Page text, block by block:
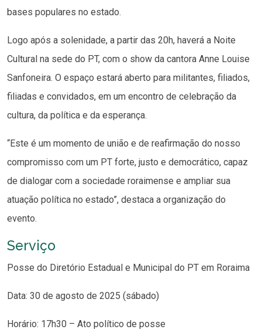
bases populares no estado.
Logo após a solenidade, a partir das 20h, haverá a Noite
Cultural na sede do PT, com o show da cantora Anne Louise
Sanfoneira. O espaço estará aberto para militantes, filiados,
filiadas e convidados, em um encontro de celebração da
cultura, da política e da esperança.
“Este é um momento de união e de reafirmação do nosso
compromisso com um PT forte, justo e democrático, capaz
de dialogar com a sociedade roraimense e ampliar sua
atuação política no estado”, destaca a organização do
evento.
Serviço
Posse do Diretório Estadual e Municipal do PT em Roraima
Data: 30 de agosto de 2025 (sábado)
Horário: 17h30 – Ato político de posse